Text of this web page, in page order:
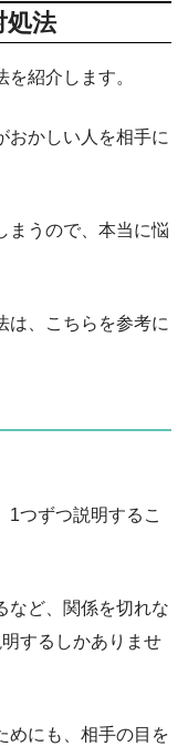
処法
紹介します。
おかしい人を相手に
まうので、本当に悩
は、こちらを参考に
1つずつ説明するこ
など、関係を切れな
するしかありませ
めにも、相手の目を